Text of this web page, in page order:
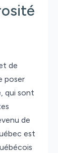
de
poser
qui sont
de
est